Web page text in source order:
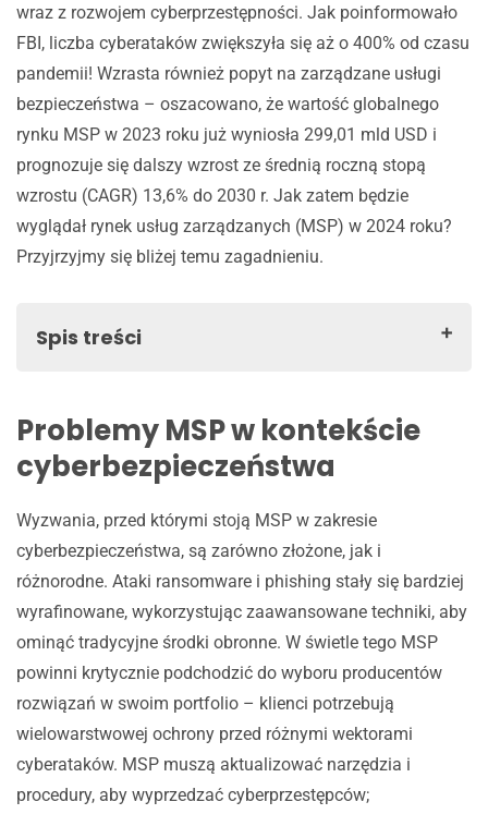
wraz z rozwojem cyberprzestępności. Jak poinformowało
FBI, liczba cyberataków zwiększyła się aż o 400% od czasu
pandemii! Wzrasta również popyt na zarządzane usługi
bezpieczeństwa – oszacowano, że wartość globalnego
rynku MSP w 2023 roku już wyniosła 299,01 mld USD i
prognozuje się dalszy wzrost ze średnią roczną stopą
wzrostu (CAGR) 13,6% do 2030 r. Jak zatem będzie
wyglądał rynek usług zarządzanych (MSP) w 2024 roku?
Przyjrzyjmy się bliżej temu zagadnieniu.
Spis treści
Szanse dla Managed Services Providers
Specjalizacja w cyberbezpieczeństwie
Edukacja klientów
Zależność od technologii
Model Pay-as-you-go: elastyczność i skalowalność
Problemy MSP w kontekście
cyberbezpieczeństwa
Wyzwania, przed którymi stoją MSP w zakresie
cyberbezpieczeństwa, są zarówno złożone, jak i
różnorodne. Ataki ransomware i phishing stały się bardziej
wyrafinowane, wykorzystując zaawansowane techniki, aby
ominąć tradycyjne środki obronne. W świetle tego MSP
powinni krytycznie podchodzić do wyboru producentów
rozwiązań w swoim portfolio – klienci potrzebują
wielowarstwowej ochrony przed różnymi wektorami
cyberataków. MSP muszą aktualizować narzędzia i
procedury, aby wyprzedzać cyberprzestępców;